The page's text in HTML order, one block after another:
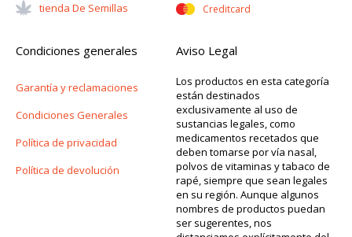
Tienda De Semillas
Creditcard
Condiciones generales
Garantía y reclamaciones
Condiciones Generales
Política de privacidad
Política de devolución
Aviso Legal
Los productos en esta categoría
están destinados
exclusivamente al uso de
sustancias legales, como
medicamentos recetados que
deben tomarse por vía nasal,
polvos de vitaminas y tabaco de
rapé, siempre que sean legales
en su región. Aunque algunos
nombres de productos puedan
ser sugerentes, nos